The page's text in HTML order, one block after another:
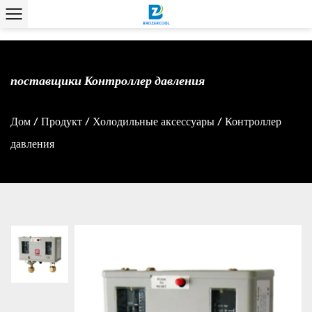
поставщики Контроллер давления
Дом / Продукт / Холодильные аксессуары / Контроллер
давления